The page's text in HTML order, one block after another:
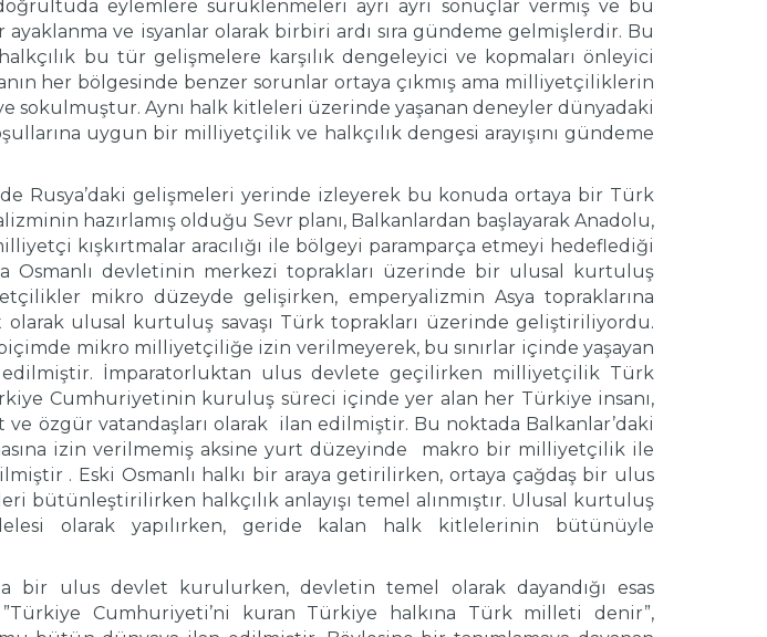
eylemlere sürüklenmeleri ayrı ayrı sonuçlar vermiş ve bu
ve isyanlar olarak birbiri ardı sıra gündeme gelmişlerdir. Bu
bu tür gelişmelere karşılık dengeleyici ve kopmaları önleyici
her bölgesinde benzer sorunlar ortaya çıkmış ama milliyetçiliklerin
sokulmuştur. Aynı halk kitleleri üzerinde yaşanan deneyler dünyadaki
uygun bir milliyetçilik ve halkçılık dengesi arayışını gündeme
Rusya’daki gelişmeleri yerinde izleyerek bu konuda ortaya bir Türk
hazırlamış olduğu Sevr planı, Balkanlardan başlayarak Anadolu,
kışkırtmalar aracılığı ile bölgeyi paramparça etmeyi hedeflediği
Osmanlı devletinin merkezi toprakları üzerinde bir ulusal kurtuluş
mikro düzeyde gelişirken, emperyalizmin Asya topraklarına
ulusal kurtuluş savaşı Türk toprakları üzerinde geliştiriliyordu.
mikro milliyetçiliğe izin verilmeyerek, bu sınırlar içinde yaşayan
İmparatorluktan ulus devlete geçilirken milliyetçilik Türk
Cumhuriyetinin kuruluş süreci içinde yer alan her Türkiye insanı,
özgür vatandaşları olarak ilan edilmiştir. Bu noktada Balkanlar’daki
izin verilmemiş aksine yurt düzeyinde makro bir milliyetçilik ile
. Eski Osmanlı halkı bir araya getirilirken, ortaya çağdaş bir ulus
bütünleştirilirken halkçılık anlayışı temel alınmıştır. Ulusal kurtuluş
olarak yapılırken, geride kalan halk kitlelerinin bütünüyle
bir ulus devlet kurulurken, devletin temel olarak dayandığı esas
Cumhuriyeti’ni kuran Türkiye halkına Türk milleti denir”,